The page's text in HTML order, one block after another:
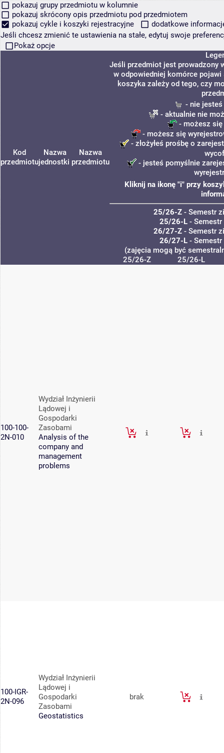
pokazuj grupy przedmiotu w kolumnie
pokazuj skrócony opis przedmiotu pod przedmiotem
pokazuj cykle i koszyki rejestracyjne
dodatkowe
Jeśli chcesz zmienić te ustawienia na stałe, edytuj swoje
Pokaż opcje
Kod
przedmiotu
Nazwa
jednostki
Nazwa
przedmiotu
Jeśli przedmiot jest prowadzony
w odpowiedniej komórce
koszyka zależy od tego, czy
- nie
- aktualnie nie
- możesz się
- możesz się
- złożyłeś prośbę o
- jesteś pomyślnie
Kliknij na ikonę "i" przy
25/26-Z - Semestr
25/26-L -
26/27-Z - Semestr
26/27-L -
(zajęcia mogą być
25/26-Z
25/26-L
100-100-
2N-010
Wydział Inżynierii
Lądowej i
Gospodarki
Zasobami
Analysis of the
company and
management
problems
100-IGR-
2N-096
Wydział Inżynierii
Lądowej i
Gospodarki
Zasobami
Geostatistics
brak